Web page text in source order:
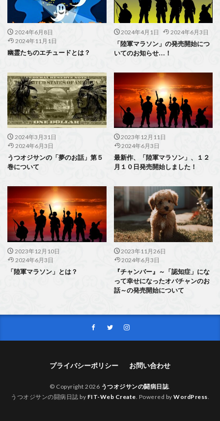
2024年6月8日
2024年11月1日
幽霊たちのエチュードとは？
2024年4月1日
2024年6月3日
「陸軍マラソン」の発売開始につ
いてのお知らせ…！
2024年3月31日
2024年6月3日
うつオジサンの「夢のお話」第５
巻について
2023年12月11日
2024年6月3日
最新作、「陸軍マラソン」、１２
月１０日発売開始しました！
2023年12月10日
2024年6月3日
「陸軍マラソン」とは？
2023年11月26日
2024年6月3日
『チャンバー』～「認知症」にな
って幸せになったオバチャンのお
話～の発売開始について
プライバシーポリシー お問い合わせ
© Copyright 2026 うつオジサンの闘病日誌
うつオジサンの闘病日誌 by FIT-Web Create . Powered by WordPress